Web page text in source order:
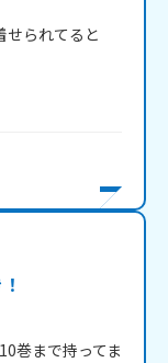
せられてると
巻まで持ってま